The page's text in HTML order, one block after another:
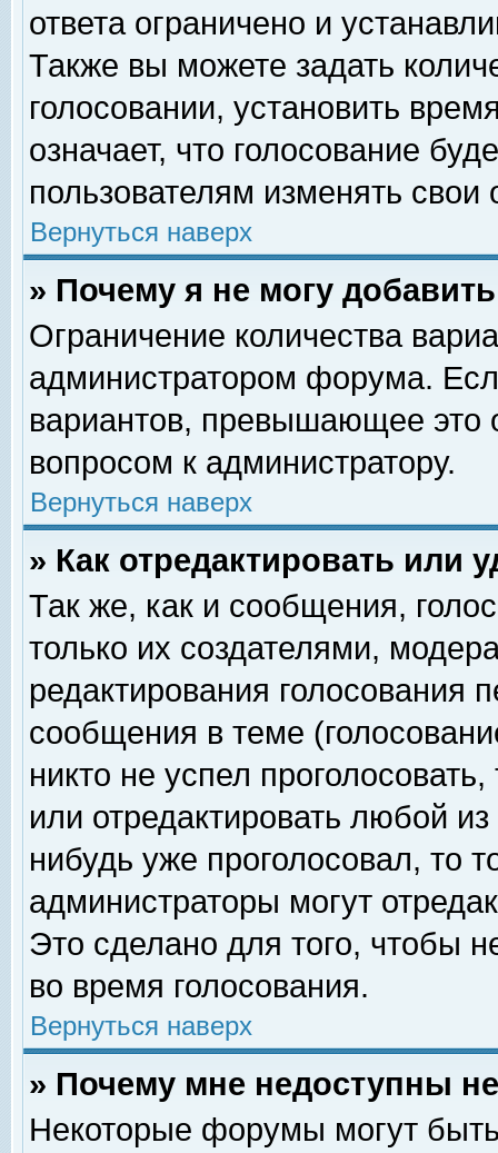
ответа ограничено и
Также вы можете задать
голосовании, установить
означает, что голосование
пользователям изменять свои
Вернуться наверх
» Почему я не могу
Ограничение количества
администратором форума.
вариантов, превышающее это
вопросом к администратору.
Вернуться наверх
» Как отредактировать или
Так же, как и сообщения,
только их создателями,
редактирования голосования
сообщения в теме
никто не успел
или отредактировать любой
нибудь уже проголосовал, то
администраторы могут
Это сделано для того, чтобы
во время голосования.
Вернуться наверх
» Почему мне недоступны
Некоторые форумы могут